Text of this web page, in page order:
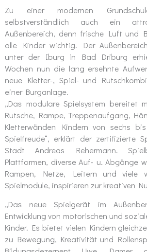
Zu einer modernen
selbstverständlich auch ein
Außenbereich, denn frische Luft und
alle Kinder wichtig. Der
unter der Iburg in Bad Driburg
Wochen nun die lang ersehnte
neue Kletter-, Spiel- und
einer Burganlage.
„Das modulare Spielsystem bereitet
Rutsche, Rampe, Treppenaufgang,
Kletterwänden Kindern von sechs
Spielfreude“, erklärt der zertifizierte
Stadt Andreas Rehermann.
Plattformen, diverse Auf- u. Abgänge
Rampen, Netze, Leitern und viele
Spielmodule, inspirieren zur kreativen
„Das neue Spielgerät im
Entwicklung von motorischen und
Kinder. Es bietet vielen Kindern
zu Bewegung, Kreativität und